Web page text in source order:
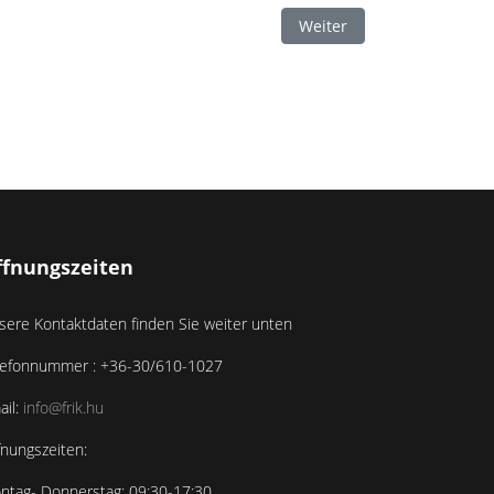
Nächster Beitrag:
Weiter
Kontaktdaten finden Sie weiter unten
: +36-30/610-1027
info@frik.hu